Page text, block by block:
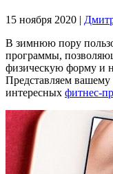
15 ноября 2020 |
В зимнюю пору
программы,
физическую форму и
Представляем
интересных фитнес-